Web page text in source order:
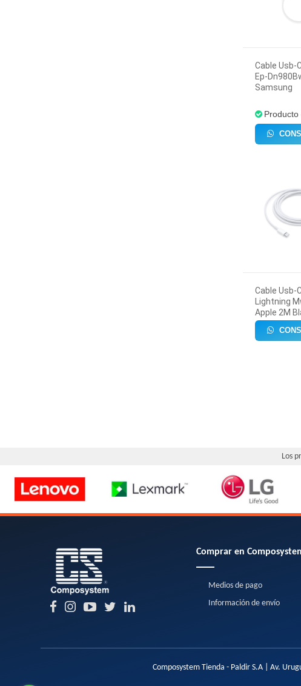
Cable Usb-
Ep-
Samsung
Producto
Cable Usb-
Lightning
Apple 2M
Los
Comprar en
Medios de pago
Información de envío
Composystem Tienda - Paldir S.A | Av.